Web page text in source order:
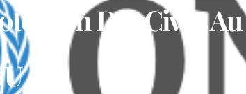
Des Civils